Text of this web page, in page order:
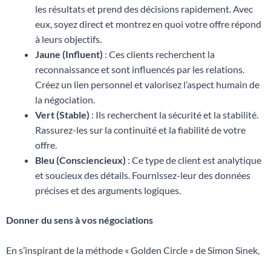
les résultats et prend des décisions rapidement. Avec
eux, soyez direct et montrez en quoi votre offre répond
à leurs objectifs.
Jaune (Influent) : Ces clients recherchent la
reconnaissance et sont influencés par les relations.
Créez un lien personnel et valorisez l’aspect humain de
la négociation.
Vert (Stable) : Ils recherchent la sécurité et la stabilité.
Rassurez-les sur la continuité et la fiabilité de votre
offre.
Bleu (Consciencieux) : Ce type de client est analytique
et soucieux des détails. Fournissez-leur des données
précises et des arguments logiques.
Donner du sens à vos négociations
En s’inspirant de la méthode « Golden Circle » de Simon Sinek,